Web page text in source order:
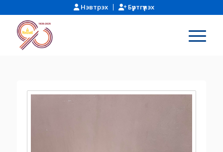
Нэвтрэх Бүртгүүлэх